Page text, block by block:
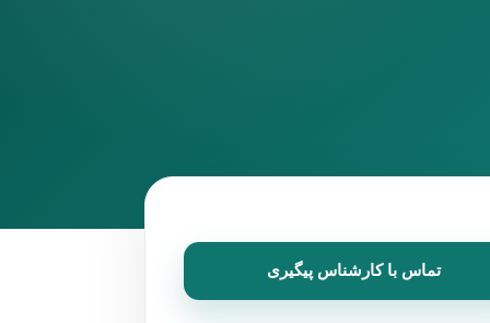
تماس با کارشناس پیگیری